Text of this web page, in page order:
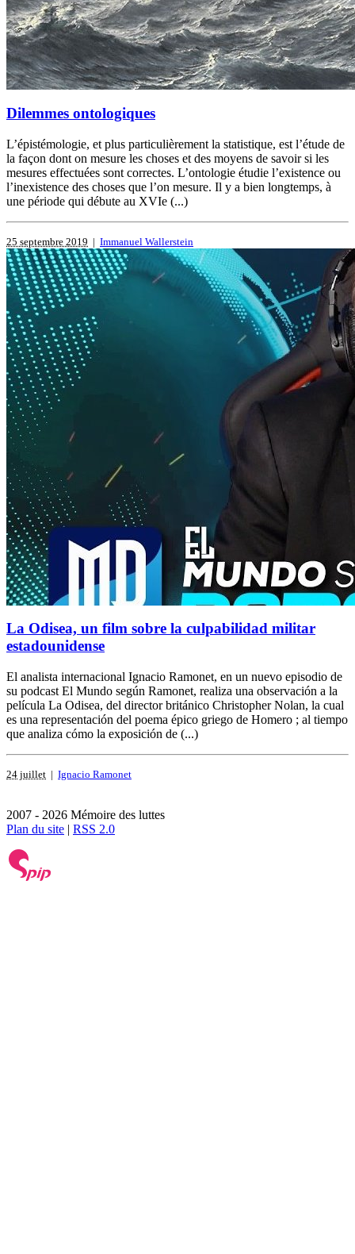
Dilemmes ontologiques
L’épistémologie, et plus particulièrement la statistique, est l’étude de
la façon dont on mesure les choses et des moyens de savoir si les
mesures effectuées sont correctes. L’ontologie étudie l’existence ou
l’inexistence des choses que l’on mesure. Il y a bien longtemps, à
une période qui débute au XVIe (...)
25 septembre 2019 | Immanuel Wallerstein
La Odisea, un film sobre la culpabilidad militar
estadounidense
El analista internacional Ignacio Ramonet, en un nuevo episodio de
su podcast El Mundo según Ramonet, realiza una observación a la
película La Odisea, del director británico Christopher Nolan, la cual
es una representación del poema épico griego de Homero ; al tiempo
que analiza cómo la exposición de (...)
24 juillet | Ignacio Ramonet
2007 - 2026 Mémoire des luttes
Plan du site | RSS 2.0